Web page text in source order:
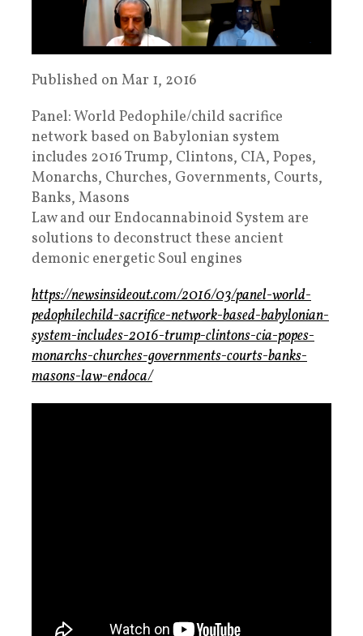
Published on Mar 1, 2016
Panel: World Pedophile/child sacrifice
network based on Babylonian system
includes 2016 Trump, Clintons, CIA, Popes,
Monarchs, Churches, Governments, Courts,
Banks, Masons
Law and our Endocannabinoid System are
solutions to deconstruct these ancient
demonic energetic Soul engines
https://newsinsideout.com/2016/03/panel-world-
pedophilechild-sacrifice-network-based-babylonian-
system-includes-2016-trump-clintons-cia-popes-
monarchs-churches-governments-courts-banks-
masons-law-endoca/